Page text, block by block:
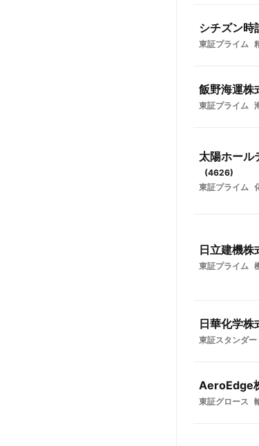
シチズン時
東証プライム
飯野海運株
東証プライム
太陽ホール
(4626)
東証プライム
日立建機株
東証プライム
日華化学株
東証スタンダー
AeroEdge
東証グロース